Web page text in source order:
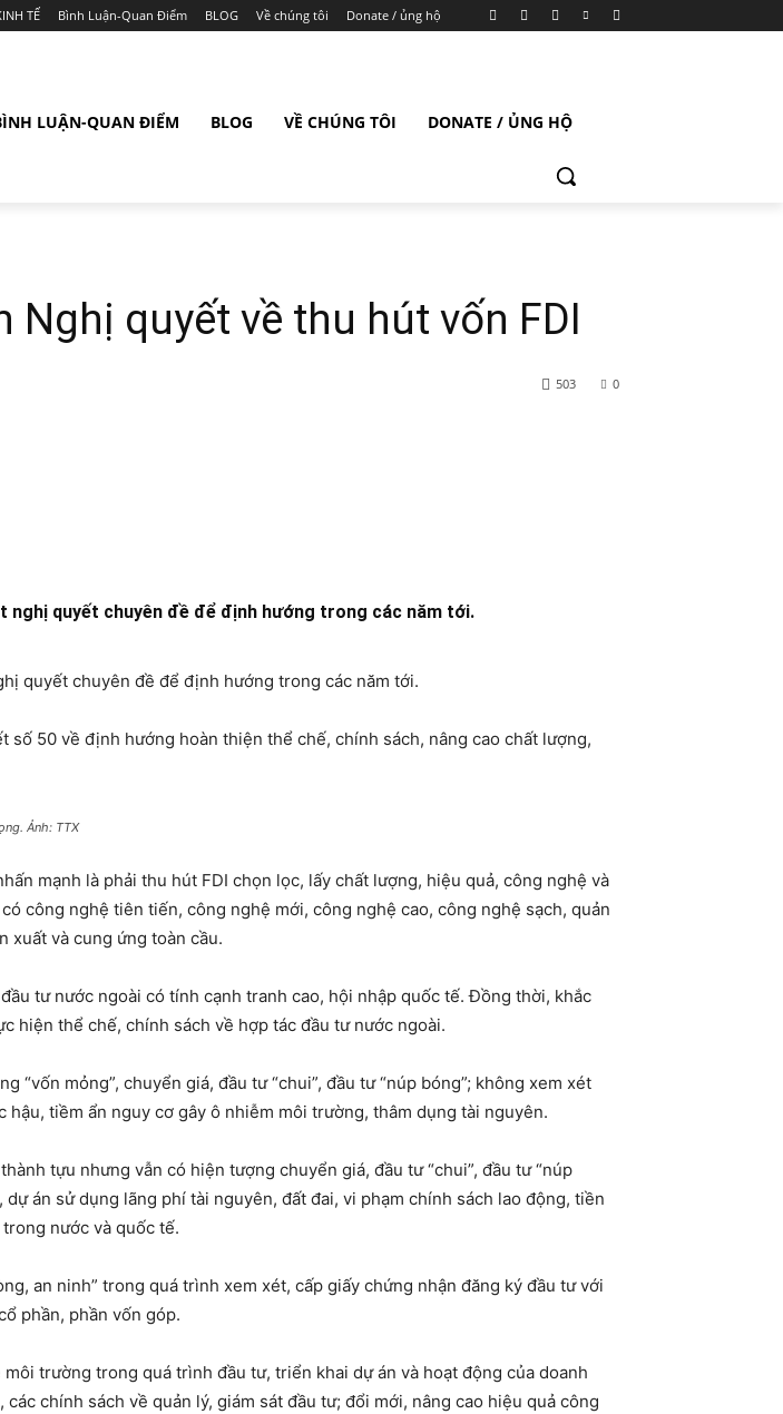
TẾ Bình Luận-Quan Điểm BLOG Về chúng tôi Donate / ủng hộ
LUẬN-QUAN ĐIỂM BLOG VỀ CHÚNG TÔI DONATE / ỦNG HỘ
quyết về thu hút vốn FDI
0
503
nghị quyết chuyên đề để định hướng trong các năm tới.
quyết chuyên đề để định hướng trong các năm tới.
50 về định hướng hoàn thiện thể chế, chính sách, nâng cao chất lượng,
Ảnh: TTX
mạnh là phải thu hút FDI chọn lọc, lấy chất lượng, hiệu quả, công nghệ và
công nghệ tiên tiến, công nghệ mới, công nghệ cao, công nghệ sạch, quản
xuất và cung ứng toàn cầu.
tư nước ngoài có tính cạnh tranh cao, hội nhập quốc tế. Đồng thời, khắc
hiện thể chế, chính sách về hợp tác đầu tư nước ngoài.
mỏng”, chuyển giá, đầu tư “chui”, đầu tư “núp bóng”; không xem xét
tiềm ẩn nguy cơ gây ô nhiễm môi trường, thâm dụng tài nguyên.
tựu nhưng vẫn có hiện tượng chuyển giá, đầu tư “chui”, đầu tư “núp
án sử dụng lãng phí tài nguyên, đất đai, vi phạm chính sách lao động, tiền
nước và quốc tế.
an ninh” trong quá trình xem xét, cấp giấy chứng nhận đăng ký đầu tư với
phần, phần vốn góp.
trường trong quá trình đầu tư, triển khai dự án và hoạt động của doanh
chính sách về quản lý, giám sát đầu tư; đổi mới, nâng cao hiệu quả công